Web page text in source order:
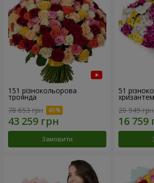
151 різнокольорова
троянда
78 653 грн
Замовити
51
20 949 грн